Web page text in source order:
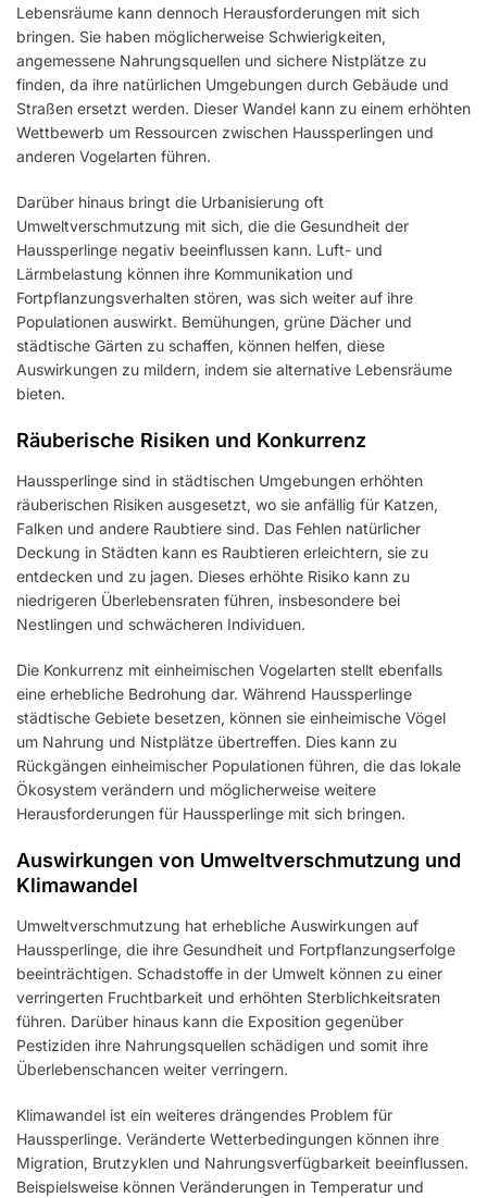
Lebensräume kann dennoch Herausforderungen mit sich
bringen. Sie haben möglicherweise Schwierigkeiten,
angemessene Nahrungsquellen und sichere Nistplätze zu
finden, da ihre natürlichen Umgebungen durch Gebäude und
Straßen ersetzt werden. Dieser Wandel kann zu einem erhöhten
Wettbewerb um Ressourcen zwischen Haussperlingen und
anderen Vogelarten führen.
Darüber hinaus bringt die Urbanisierung oft
Umweltverschmutzung mit sich, die die Gesundheit der
Haussperlinge negativ beeinflussen kann. Luft- und
Lärmbelastung können ihre Kommunikation und
Fortpflanzungsverhalten stören, was sich weiter auf ihre
Populationen auswirkt. Bemühungen, grüne Dächer und
städtische Gärten zu schaffen, können helfen, diese
Auswirkungen zu mildern, indem sie alternative Lebensräume
bieten.
Räuberische Risiken und Konkurrenz
Haussperlinge sind in städtischen Umgebungen erhöhten
räuberischen Risiken ausgesetzt, wo sie anfällig für Katzen,
Falken und andere Raubtiere sind. Das Fehlen natürlicher
Deckung in Städten kann es Raubtieren erleichtern, sie zu
entdecken und zu jagen. Dieses erhöhte Risiko kann zu
niedrigeren Überlebensraten führen, insbesondere bei
Nestlingen und schwächeren Individuen.
Die Konkurrenz mit einheimischen Vogelarten stellt ebenfalls
eine erhebliche Bedrohung dar. Während Haussperlinge
städtische Gebiete besetzen, können sie einheimische Vögel
um Nahrung und Nistplätze übertreffen. Dies kann zu
Rückgängen einheimischer Populationen führen, die das lokale
Ökosystem verändern und möglicherweise weitere
Herausforderungen für Haussperlinge mit sich bringen.
Auswirkungen von Umweltverschmutzung und
Klimawandel
Umweltverschmutzung hat erhebliche Auswirkungen auf
Haussperlinge, die ihre Gesundheit und Fortpflanzungserfolge
beeinträchtigen. Schadstoffe in der Umwelt können zu einer
verringerten Fruchtbarkeit und erhöhten Sterblichkeitsraten
führen. Darüber hinaus kann die Exposition gegenüber
Pestiziden ihre Nahrungsquellen schädigen und somit ihre
Überlebenschancen weiter verringern.
Klimawandel ist ein weiteres drängendes Problem für
Haussperlinge. Veränderte Wetterbedingungen können ihre
Migration, Brutzyklen und Nahrungsverfügbarkeit beeinflussen.
Beispielsweise können Veränderungen in Temperatur und